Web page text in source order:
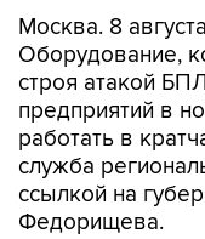
Москва. 8
Оборудование,
строя атакой
предприятий в
работать в
служба
ссылкой на
Федорищева.